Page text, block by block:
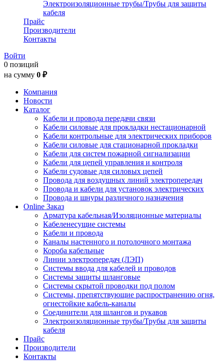
Электроизоляционные трубы/Трубы для защиты
кабеля
Прайс
Производители
Контакты
Войти
0 позиций
на сумму 0 ₽
Компания
Новости
Каталог
Кабели и провода передачи связи
Кабели силовые для прокладки нестационарной
Кабели контрольные для электрических приборов
Кабели силовые для стационарной прокладки
Кабели для систем пожарной сигнализации
Кабели для цепей управления и контроля
Кабели судовые для силовых цепей
Провода для воздушных линий электропередач
Провода и кабели для установок электрических
Провода и шнуры различного назначения
Online Заказ
Арматура кабельная/Изоляционные материалы
Кабеленесущие системы
Кабели и провода
Каналы настенного и потолочного монтажа
Короба кабельные
Линии электропередач (ЛЭП)
Системы ввода для кабелей и проводов
Системы защиты шланговые
Системы скрытой проводки под полом
Системы, препятствующие распространению огня,
огнестойкие кабель-каналы
Соединители для шлангов и рукавов
Электроизоляционные трубы/Трубы для защиты
кабеля
Прайс
Производители
Контакты